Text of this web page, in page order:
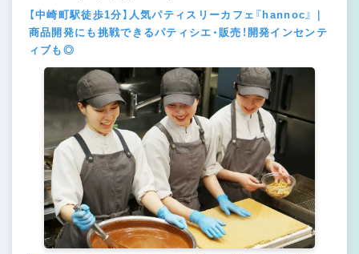
【中崎町駅徒歩1分】人気パティスリーカフェ『hannoc』｜
商品開発にも挑戦できるパティシエ・販売！開発インセンテ
ィブも◎